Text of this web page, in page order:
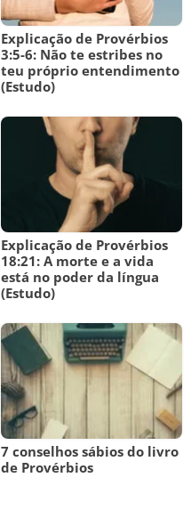
Explicação de Provérbios
3:5-6: Não te estribes no
teu próprio entendimento
(Estudo)
Explicação de Provérbios
18:21: A morte e a vida
está no poder da língua
(Estudo)
7 conselhos sábios do livro
de Provérbios